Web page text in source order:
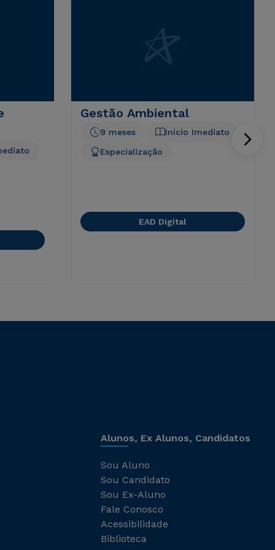
Gestão Ambiental
Início Imediato
9 meses
Especialização
EAD Digital
Alunos, Ex Alunos, Candidatos
Sou Aluno
Sou Candidato
Sou Ex-Aluno
Fale Conosco
Acessibilidade
Biblioteca